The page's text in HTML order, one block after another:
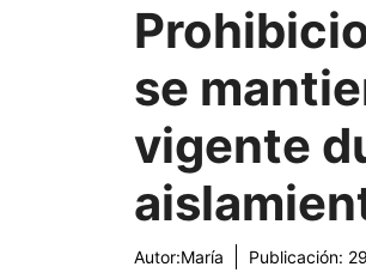
se
vigente
Autor:María Publicación: